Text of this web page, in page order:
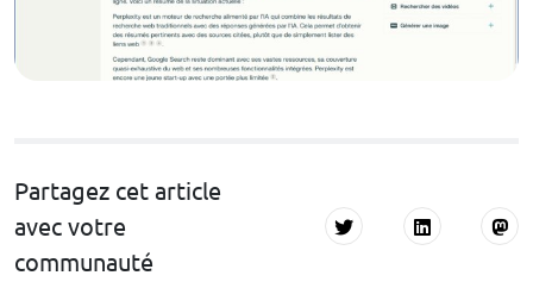
Partagez cet article
avec votre
communauté